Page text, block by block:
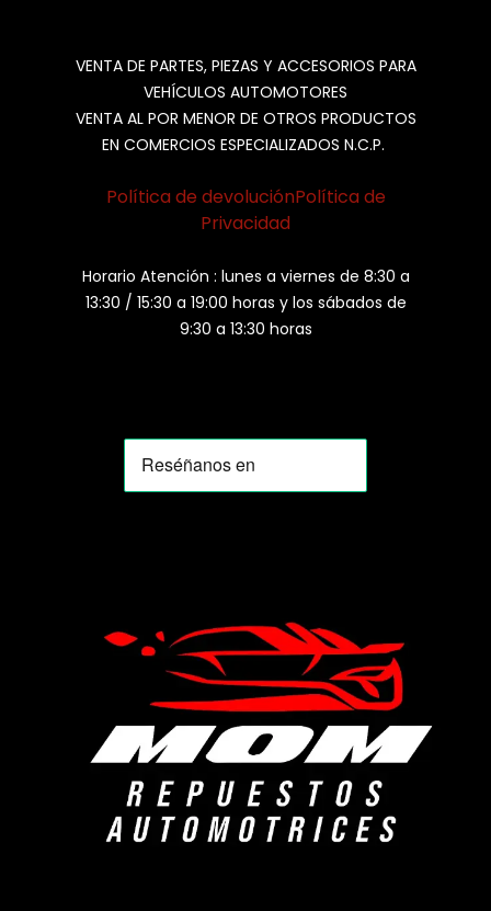
VENTA DE PARTES, PIEZAS Y ACCESORIOS PARA
VEHÍCULOS AUTOMOTORES
VENTA AL POR MENOR DE OTROS PRODUCTOS
EN COMERCIOS ESPECIALIZADOS N.C.P.
Política de devoluciónPolítica de
Privacidad
Horario Atención : lunes a viernes de 8:30 a
13:30 / 15:30 a 19:00 horas y los sábados de
9:30 a 13:30 horas